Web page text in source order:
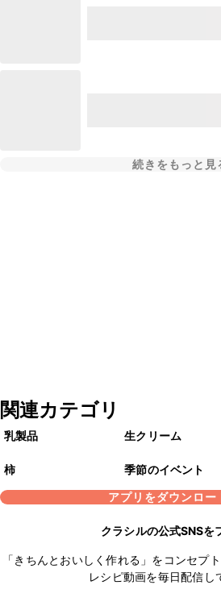
続きをもっと見
関連カテゴリ
乳製品 生クリーム
柿 季節のイベント
アプリをダウンロー
クラシルの公式SNSを
「きちんとおいしく作れる」をコンセプ
レシピ動画を毎日配信し